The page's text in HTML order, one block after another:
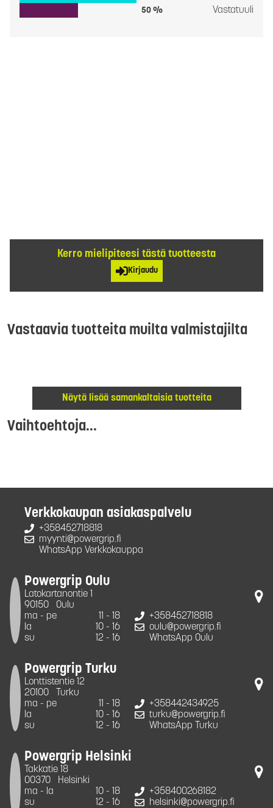
50 % Vastatuuli
Kerro mielipiteesi tästä tuotteesta
Kirjaudu
Vastaavia tuotteita muilta valmistajilta
Näytä lisää samankaltaisia tuotteita
Vaihtoehtoja...
Verkkokaupan asiakaspalvelu
+358452718818
myynti@powergrip.fi
WhatsApp Verkkokauppa
Powergrip Oulu
Latokartanontie 1
90150
Oulu
ma - pe
11 - 18
la
10 - 16
su
12 - 16
+358452718818
oulu@powergrip.fi
WhatsApp Oulu
Powergrip Turku
Lonttistentie 12
20100
Turku
ma - pe
11 - 18
la
10 - 16
su
12 - 16
+358442434925
turku@powergrip.fi
WhatsApp Turku
Powergrip Helsinki
Takkatie 18
00370
Helsinki
ma - la
10 - 18
su
12 - 16
+358400268182
helsinki@powergrip.fi